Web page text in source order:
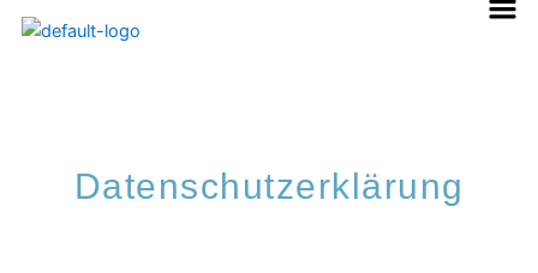
Zum
Inhalt
Datenschutzerklärung